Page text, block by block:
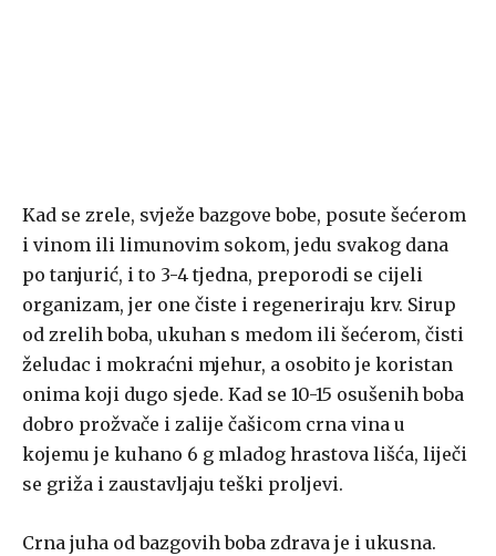
Kad se zrele, svježe bazgove bobe, posute šećerom
i vinom ili limunovim sokom, jedu svakog dana
po tanjurić, i to 3-4 tjedna, preporodi se cijeli
organizam, jer one čiste i regeneriraju krv. Sirup
od zrelih boba, ukuhan s medom ili šećerom, čisti
želudac i mokraćni mjehur, a osobito je koristan
onima koji dugo sjede. Kad se 10-15 osušenih boba
dobro prožvače i zalije čašicom crna vina u
kojemu je kuhano 6 g mladog hrastova lišća, liječi
se griža i zaustavljaju teški proljevi.
Crna juha od bazgovih boba zdrava je i ukusna.